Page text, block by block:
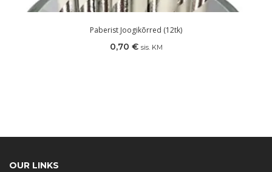
Paberist Joogikõrred (12tk)
0,70 € sis. KM
OUR LINKS